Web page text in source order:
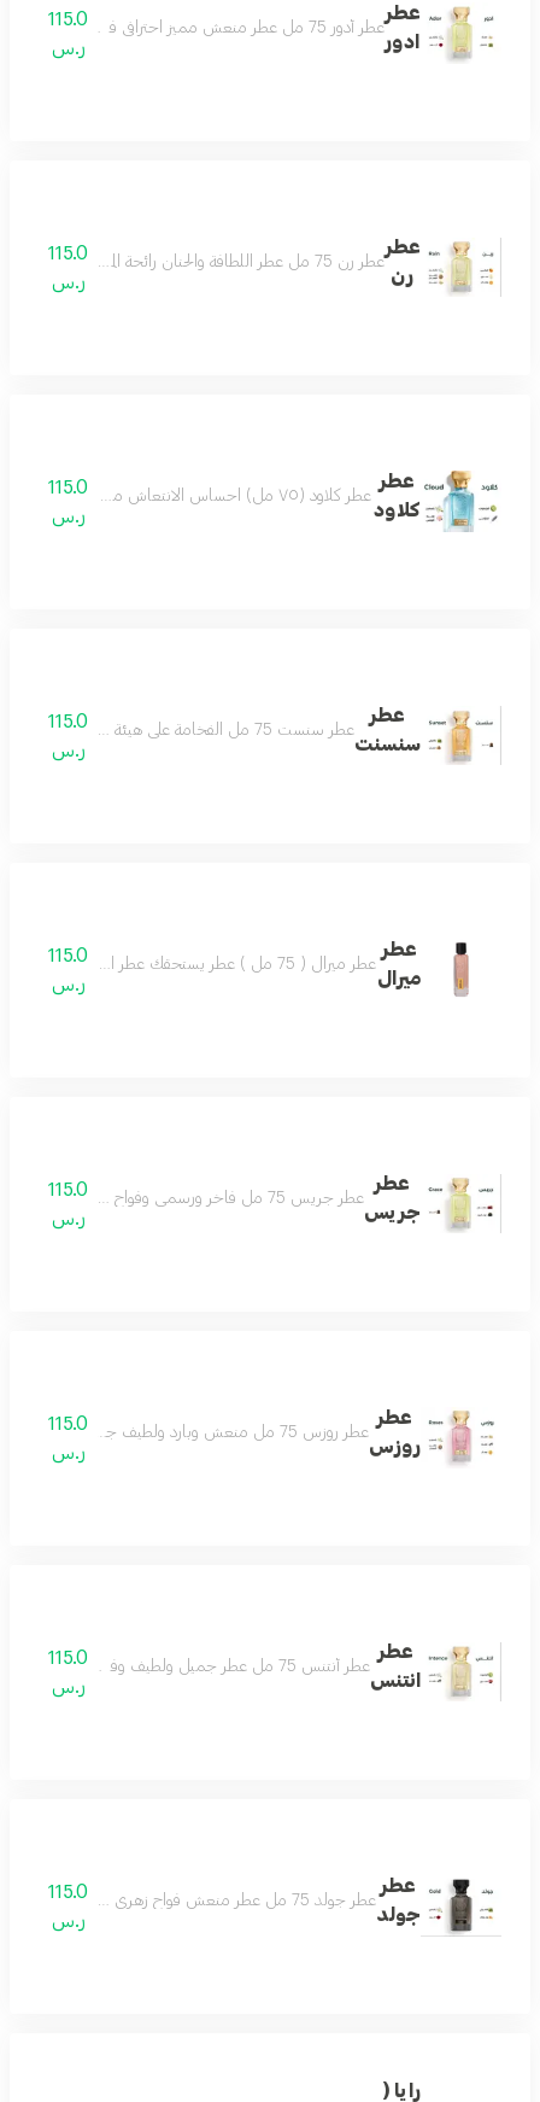
عطر
ادور
عطر أدور 75 مل عطر منعش مميز احترافي فواح للغاية يحلق بك في سماء الجمال مكونات العطر ورد ياسمين مسك باتشولي
115.0
ر.س
عطر
رن
عطر رن 75 مل عطر اللطافة والحنان رائحة المطر مناسب لكل الأذواق حتماً سيعجبك مكونات العطر البرتقال الماندرين الكمثرى الياسمين المسك خشب الصندل
115.0
ر.س
عطر
كلاود
عطر كلاود (٧٥ مل) احساس الانتعاش من أول رشة عطر مميز جميل بكل وقت من أجمل العطور وأكثرها تميز مكونات العطر البرغموت الياسمين لافندر لوتس
115.0
ر.س
عطر
سنسنت
عطر سنست 75 مل الفخامة على هيئة عطر يتميز بحضور ملفت وفوحان مميز العطر الامثل لمناسباتك الفخمة مكونات العطر لذر باتشولي خشب
115.0
ر.س
عطر
ميرال
عطر ميرال ( 75 مل ) عطر يستحقك عطر الجمال والشتاء تركيبة ساحرة تضفي لشتائك مزيجاً من التميز و الثبات.
115.0
ر.س
عطر
جريس
عطر جريس 75 مل فاخر ورسمي وفواح ومميز مثالي للمناسبات الخاصة يجعلك تتألق بثقة مكوناته الراقية من التوت واللذر والزعفران تمنحك رائحة أنيقة تدوم طويلا اختيارك الأفضل للإطلالة المتكاملة
115.0
ر.س
عطر
روزس
عطر روزس 75 مل منعش وبارد ولطيف جداً أنثوي بامتياز عطر الأنوثة والجمال جميل كل وقت ولكل ذوق عطر لا تختلف عليه أي أنثى مكونات العطر الياسمين المسك الصندل الفانيلا البرتقال
115.0
ر.س
عطر
انتنس
عطر أنتنس 75 مل عطر جميل ولطيف وفواح جداً تكوين مميز من الياسمين والمسك والفانيلا ولمسات فاخرة من البرغموت والتوت البري عطر يملك قلبك حتماً عطر شتوي نهاري رائع بكل معنى مكونات العطر الياسمين البرغموت التوت البري الفانيلا
115.0
ر.س
عطر
جولد
عطر جولد 75 مل عطر منعش فواح زهري جميل لكل وقت لطيف وهادىء وفواح يتميز بالثبات العالي مكونات العطر الياسمين الباتشولي الورد زهر البرتقال
115.0
ر.س
رايا (